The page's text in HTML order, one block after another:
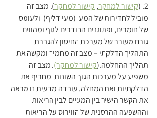
2. (
קישור למחקר, קישור למחקר). מצב זה
מוביל לחדירות של המעי (מעי דליף)  ולעומס
של חומרים, ופתוגנים החודרים לגוף ומהווים
גורם מעורר של מערכת החיסון להגברת
התהליך הדלקתי – מצב זה מחמיר ומקשה את
תהליך ההחלמה.(קישור למחקר). מצב זה
משפיע על מערכות הגוף השונות ומחריף את
הדלקתיות ואת המחלה. עובדה מדעית זו מראה
את הקשר הישיר בין המעיים לבין הריאות
וההשפעה ההרסנית של הווירוס על הריאות